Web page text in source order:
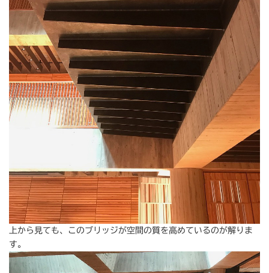
上から見ても、このブリッジが空間の質を高めているのが解りま
す。